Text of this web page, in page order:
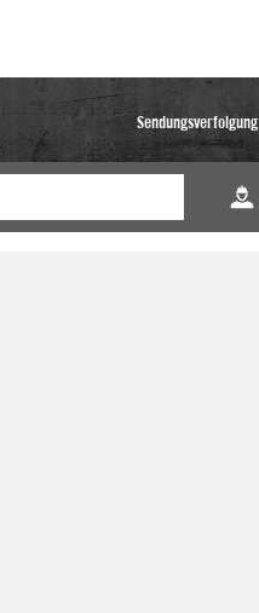
Sendungsverfolgung